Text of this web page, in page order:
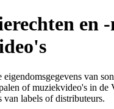
en
van
of muziekvideo's in de
van labels of distributeurs.